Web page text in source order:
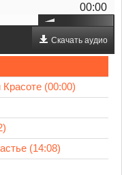
00:00
Скачать аудио
(00:00)
(14:08)